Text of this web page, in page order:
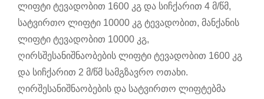
ლიფტი ტევადობით 1600 კგ და სიჩქარით 4 მ/წმ,
სატვირთო ლიფტი 10000 კგ ტევადობით, მანქანის
ლიფტი ტევადობით 10000 კგ,
ღირსშესანიშნაობების ლიფტი ტევადობით 1600 კგ
და სიჩქარით 2 მ/წმ სამგზავრო ოთახი.
ღირშესანიშნაობების და სატვირთო ლიფტებმა